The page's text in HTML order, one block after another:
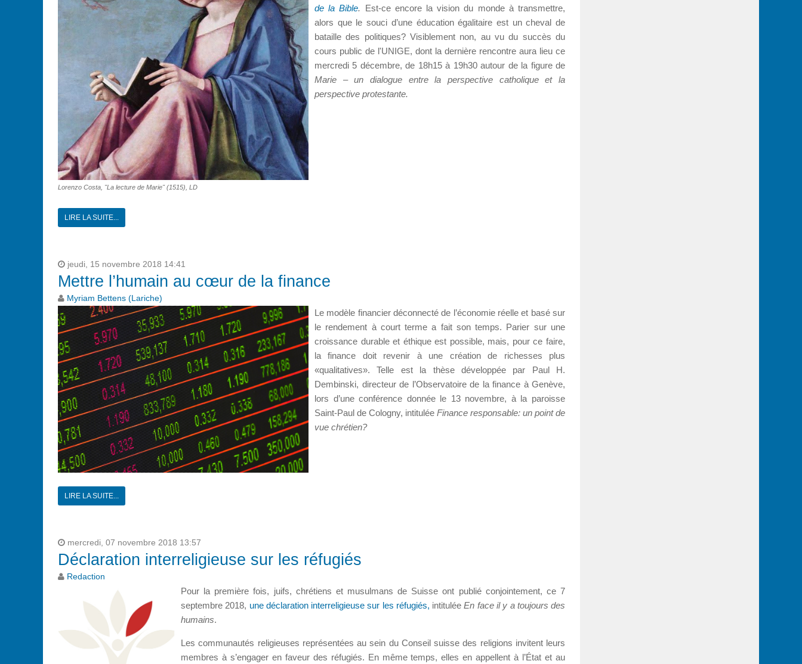
Lorenzo Costa, "La lecture de Marie" (1515), LD
de la Bible. Est-ce encore la vision du monde à transmettre,
alors que le souci d’une éducation égalitaire est un cheval de
bataille des politiques? Visiblement non, au vu du succès du
cours public de l'UNIGE, dont la dernière rencontre aura lieu ce
mercredi 5 décembre, de 18h15 à 19h30 autour de la figure de
Marie – un dialogue entre la perspective catholique et la
perspective protestante.
LIRE LA SUITE...
jeudi, 15 novembre 2018 14:41
Mettre l’humain au cœur de la finance
Myriam Bettens (Lariche)
Le modèle financier déconnecté de l’économie réelle et basé sur
le rendement à court terme a fait son temps. Parier sur une
croissance durable et éthique est possible, mais, pour ce faire,
la finance doit revenir à une création de richesses plus
«qualitatives». Telle est la thèse développée par Paul H.
Dembinski, directeur de l’Observatoire de la finance à Genève,
lors d’une conférence donnée le 13 novembre, à la paroisse
Saint-Paul de Cologny, intitulée Finance responsable: un point de
vue chrétien?
LIRE LA SUITE...
mercredi, 07 novembre 2018 13:57
Déclaration interreligieuse sur les réfugiés
Redaction
Pour la première fois, juifs, chrétiens et musulmans de Suisse ont publié conjointement, ce 7
septembre 2018, une déclaration interreligieuse sur les réfugiés, intituléeEn face il y a toujours des
humains.
Les communautés religieuses représentées au sein du Conseil suisse des religions invitent leurs
membres à s’engager en faveur des réfugiés. En même temps, elles en appellent à l’État et au